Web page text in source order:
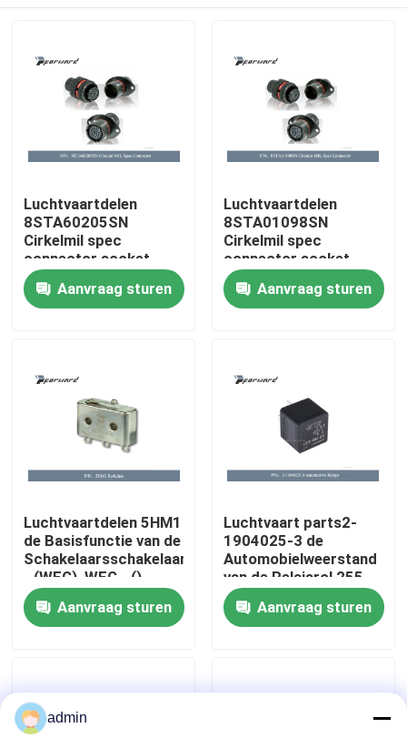
Thuis
Producten
Over ons
Fabriekstocht
Neem contact met ons op
Nieuws
Luchtvaartdelen
Luchtvaartdelen
8STA60205SN
Cirkelmil spec
connector socket
(Wijfje)
Aanvraag sturen
Luchtvaartdelen
8STA01098SN
Cirkelmil spec
connector socket
(Wijfje)
Aanvraag sturen
Luchtvaartdelen 5HM1
de Basisfunctie van de
Schakelaarsschakelaar
- (WEG), WEG - ()
Aanvraag sturen
Luchtvaart parts2-
1904025-3 de
Automobielweerstand
van de Relaisrol 255
Ohms
Aanvraag sturen
admin